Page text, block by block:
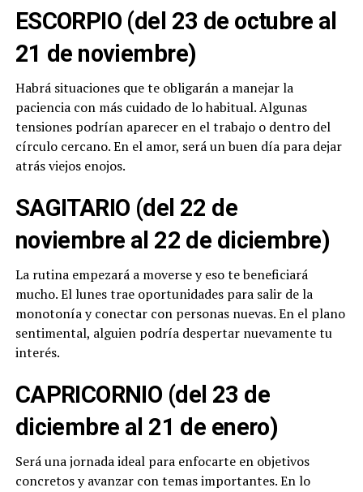
ESCORPIO (del 23 de octubre al
21 de noviembre)
Habrá situaciones que te obligarán a manejar la
paciencia con más cuidado de lo habitual. Algunas
tensiones podrían aparecer en el trabajo o dentro del
círculo cercano. En el amor, será un buen día para dejar
atrás viejos enojos.
SAGITARIO (del 22 de
noviembre al 22 de diciembre)
La rutina empezará a moverse y eso te beneficiará
mucho. El lunes trae oportunidades para salir de la
monotonía y conectar con personas nuevas. En el plano
sentimental, alguien podría despertar nuevamente tu
interés.
CAPRICORNIO (del 23 de
diciembre al 21 de enero)
Será una jornada ideal para enfocarte en objetivos
concretos y avanzar con temas importantes. En lo